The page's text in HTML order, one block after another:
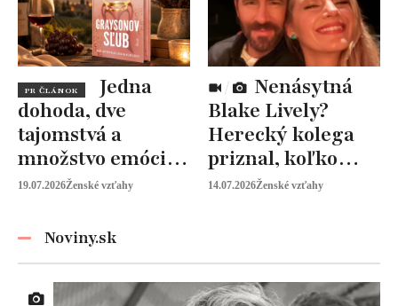
PR ČLÁNOK
dohoda, dve
tajomstvá a
množstvo emócií.
Mia Sheridan a
19.07.2026Ženské vzťahy
Blake Lively?
Herecký kolega
priznal, koľko
peňazí od neho
14.07.2026Ženské vzťahy
Noviny.sk